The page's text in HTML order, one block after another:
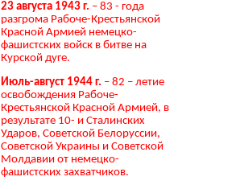
23 августа 1943 г. – 83 - года
разгрома Рабоче-Крестьянской
Красной Армией немецко-
фашистских войск в битве на
Курской дуге.
Июль-август 1944 г. – 82 – летие
освобождения Рабоче-
Крестьянской Красной Армией, в
результате 10- и Сталинских
Ударов, Советской Белоруссии,
Советской Украины и Советской
Молдавии от немецко-
фашистских захватчиков.